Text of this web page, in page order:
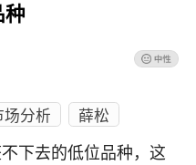
种
场分析 薛松
下去的低位品种，这